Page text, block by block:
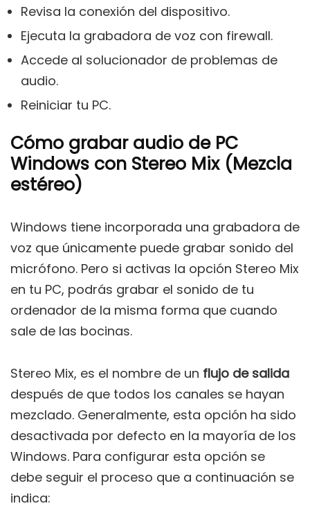
Revisa la conexión del dispositivo.
Ejecuta la grabadora de voz con firewall.
Accede al solucionador de problemas de
audio.
Reiniciar tu PC.
Cómo grabar audio de PC
Windows con Stereo Mix (Mezcla
estéreo)
Windows tiene incorporada una grabadora de
voz que únicamente puede grabar sonido del
micrófono. Pero si activas la opción Stereo Mix
en tu PC, podrás grabar el sonido de tu
ordenador de la misma forma que cuando
sale de las bocinas.
Stereo Mix, es el nombre de un flujo de salida
después de que todos los canales se hayan
mezclado. Generalmente, esta opción ha sido
desactivada por defecto en la mayoría de los
Windows. Para configurar esta opción se
debe seguir el proceso que a continuación se
indica: